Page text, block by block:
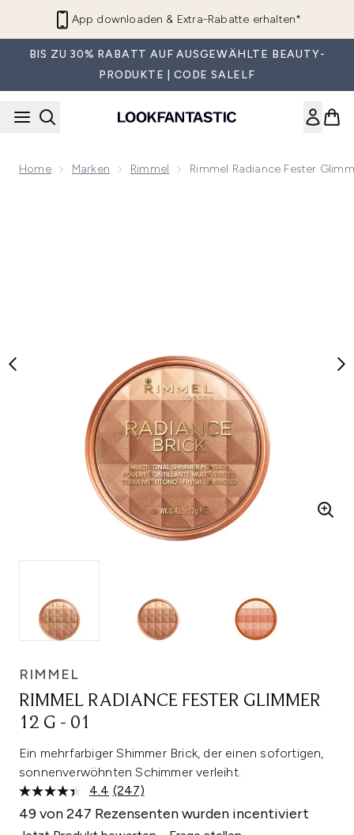
App downloaden & Extra-Rabatte erhalten*
BIS ZU 30% RABATT AUF AUSGEWÄHLTE BEAUTY-
PRODUKTE | CODE SALELF
Home Marken Rimmel Rimmel Radiance Fester
RIMMEL
RIMMEL RADIANCE FESTER GLIMMER
12 G - 01
Ein mehrfarbiger Shimmer Brick, der einen sofortigen,
sonnenverwöhnten Schimmer verleiht.
4.4 247
Bewertungen
lesen.
(247)
49 von 247 Rezensenten wurden incentiviert